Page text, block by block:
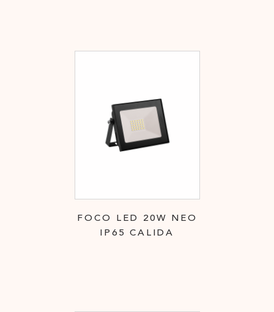
FOCO LED 20W NEO
IP65 CALIDA